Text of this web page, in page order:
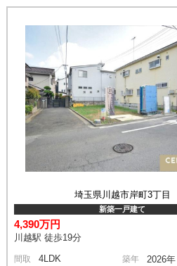
埼玉県川越市岸町3丁目
新築一戸建て
4,390万円
川越駅 徒歩19分
間取 4LDK 築年 2026年